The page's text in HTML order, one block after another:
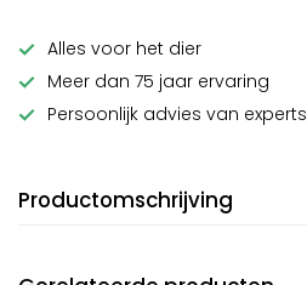
Alles voor het dier
Meer dan 75 jaar ervaring
Persoonlijk advies van experts
Productomschrijving